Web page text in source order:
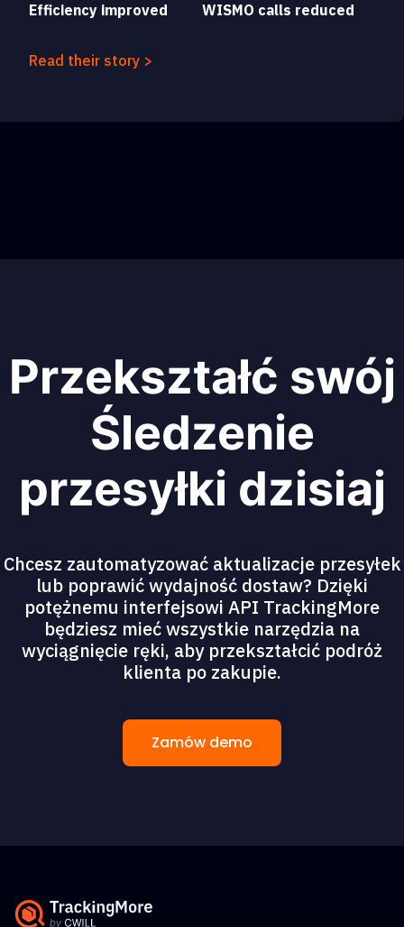
Efficiency improved WISMO calls reduced
Read their story >
Przekształć swój
Śledzenie
przesyłki dzisiaj
Chcesz zautomatyzować aktualizacje przesyłek
lub poprawić wydajność dostaw? Dzięki
potężnemu interfejsowi API TrackingMore
będziesz mieć wszystkie narzędzia na
wyciągnięcie ręki, aby przekształcić podróż
klienta po zakupie.
Zamów demo